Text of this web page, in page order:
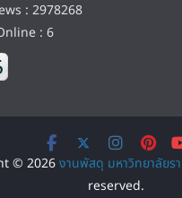
: 2978268
: 6
© 2026งานพัสดุ มหาวิทยาลัยร
reserved.